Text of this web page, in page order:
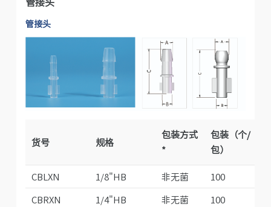
管接头
货号 规格
包装方式
*
包装（个/
包）
CBLXN
1/8"HB 非无菌 100
CBRXN
1/4"HB 非无菌 100